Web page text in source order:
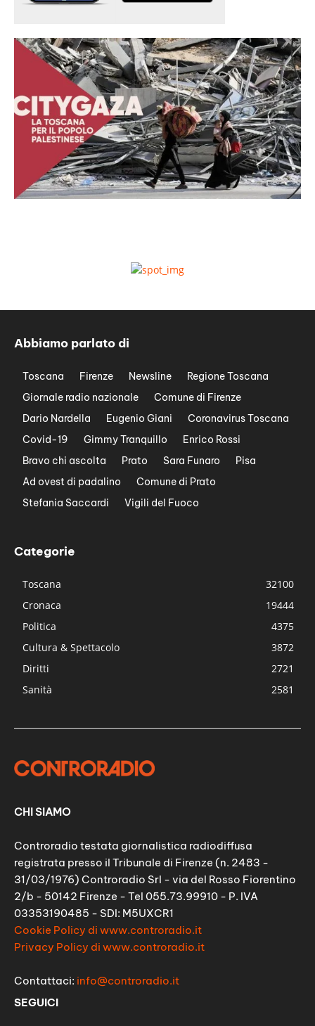
Abbiamo parlato di
Toscana Firenze Newsline
Regione Toscana
Giornale radio nazionale
Comune di Firenze
Dario Nardella
Eugenio Giani
Coronavirus Toscana
Covid-19
Gimmy Tranquillo
Enrico Rossi
Bravo chi ascolta
Prato Sara Funaro
Pisa
Ad ovest di padalino
Comune di Prato
Stefania Saccardi
Vigili del Fuoco
Categorie
Toscana
32100
Cronaca
19444
Politica
4375
Cultura & Spettacolo
3872
Diritti
2721
Sanità
2581
CHI SIAMO
Controradio testata giornalistica radiodiffusa
registrata presso il Tribunale di Firenze (n. 2483 -
31/03/1976) Controradio Srl - via del Rosso Fiorentino
2/b - 50142 Firenze - Tel 055.73.99910 - P. IVA
03353190485 - SDI: M5UXCR1
Cookie Policy di www.controradio.it
Privacy Policy di www.controradio.it
Contattaci: info@controradio.it
SEGUICI